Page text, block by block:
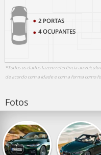
2 PORTAS
4 OCUPANTES
*Todos os dados fazem referência ao
de acordo com a idade e com a forma como
Fotos